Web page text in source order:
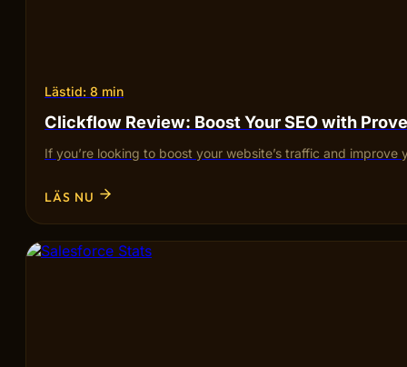
Lästid: 8 min
Clickflow Review: Boost Your SEO with
If you’re looking to boost your website’s traffic and
LÄS NU